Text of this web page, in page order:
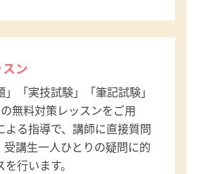
ン
」「実技試験」「筆記試験」
無料対策レッスンをご用
よる指導で、講師に直接質問
受講生一人ひとりの疑問に的
行います。